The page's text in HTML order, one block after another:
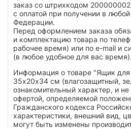
заказ со штрихкодом
с оплатой при получении в
Федерации.
Перед оформлением заказа
и комплектацию товара по
рабочее время) или по e-mail и
(в любое удобное для вас время).
Информация о товаре "Ящик для
35х20х34 cм (влагозащитный,
ознакомительный характер, и не
офертой, определяемой
Гражданского кодекса
характеристики, внешний вид,
могут быть изменены